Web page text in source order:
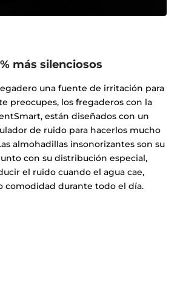
más silenciosos
una fuente de irritación para
preocupes, los fregaderos con la
están diseñados con un
de ruido para hacerlos mucho
almohadillas insonorizantes son su
con su distribución especial,
el ruido cuando el agua cae,
comodidad durante todo el día.